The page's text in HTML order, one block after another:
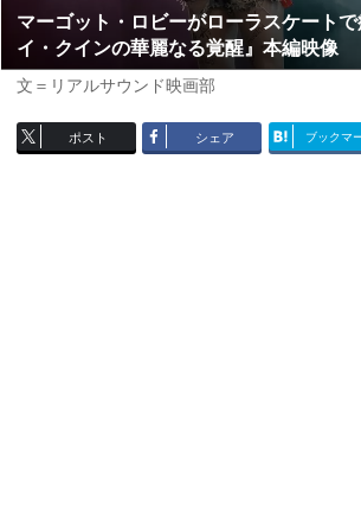
マーゴット・ロビーがローラスケート
イ・クインの華麗なる覚醒』本編映像
文＝リアルサウンド映画部
ポスト シェア ブックマ